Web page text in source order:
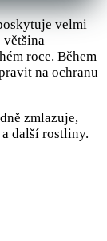
velmi
roce. Během
na ochranu
zmlazuje,
další rostliny.